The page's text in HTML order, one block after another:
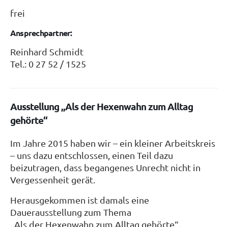
frei
Ansprechpartner:
Reinhard Schmidt
Tel.: 0 27 52 / 1525
Ausstellung „Als der Hexenwahn zum Alltag
gehörte“
Im Jahre 2015 haben wir – ein kleiner Arbeitskreis
– uns dazu entschlossen, einen Teil dazu
beizutragen, dass begangenes Unrecht nicht in
Vergessenheit gerät.
Herausgekommen ist damals eine
Dauerausstellung zum Thema
„Als der Hexenwahn zum Alltag gehörte“.